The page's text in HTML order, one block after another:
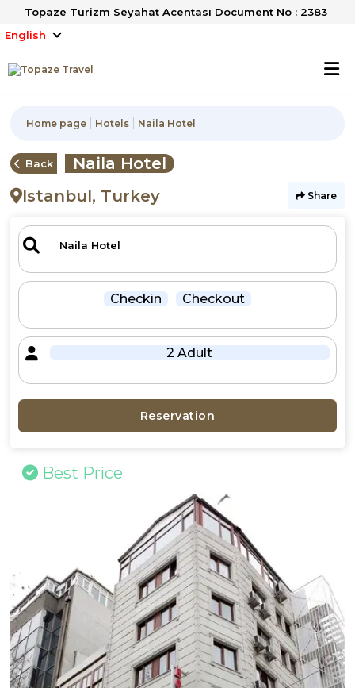
Topaze Turizm Seyahat Acentası Document No : 2383
English
Home page Hotels Naila Hotel
Back
Naila Hotel
Istanbul, Turkey
Share
Checkin Checkout
2 Adult
Reservation
Best Price